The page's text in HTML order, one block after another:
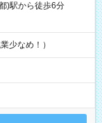
)駅から徒歩6分
少なめ！）